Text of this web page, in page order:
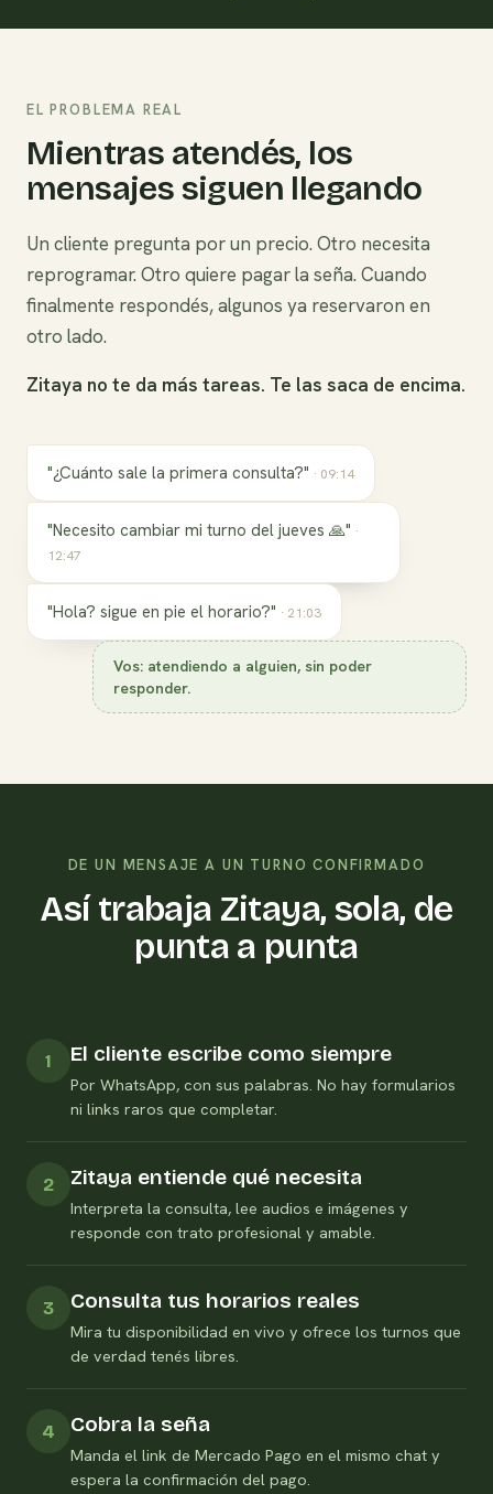
EL PROBLEMA REAL
Mientras atendés, los
mensajes siguen llegando
Un cliente pregunta por un precio. Otro necesita
reprogramar. Otro quiere pagar la seña. Cuando
finalmente respondés, algunos ya reservaron en
otro lado.
Zitaya no te da más tareas. Te las saca de encima.
"¿Cuánto sale la primera consulta?" · 09:14
"Necesito cambiar mi turno del jueves 🙏" ·
12:47
"Hola? sigue en pie el horario?" · 21:03
Vos: atendiendo a alguien, sin poder
responder.
DE UN MENSAJE A UN TURNO CONFIRMADO
Así trabaja Zitaya, sola, de
punta a punta
1 El cliente escribe como siempre
Por WhatsApp, con sus palabras. No hay formularios
ni links raros que completar.
2 Zitaya entiende qué necesita
Interpreta la consulta, lee audios e imágenes y
responde con trato profesional y amable.
3 Consulta tus horarios reales
Mira tu disponibilidad en vivo y ofrece los turnos que
de verdad tenés libres.
4 Cobra la seña
Manda el link de Mercado Pago en el mismo chat y
espera la confirmación del pago.